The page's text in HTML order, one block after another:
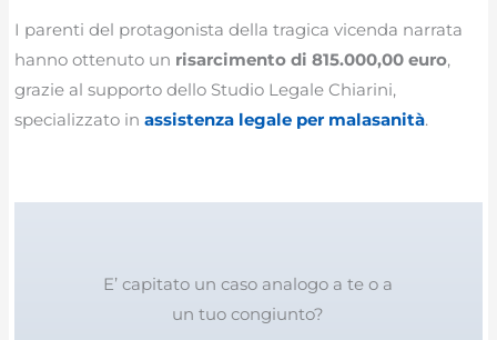
I parenti del protagonista della tragica vicenda narrata
hanno ottenuto un risarcimento di 815.000,00 euro,
grazie al supporto dello Studio Legale Chiarini,
specializzato inassistenza legale per malasanità.
E’ capitato un caso analogo a te o a
un tuo congiunto?